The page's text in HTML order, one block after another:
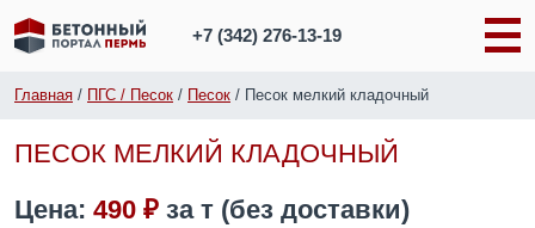
+7 (342)276-13-19
Главная / ПГС / Песок / Песок / Песок мелкий кладочный
ПЕСОК МЕЛКИЙ КЛАДОЧНЫЙ
Цена: 490 ₽ за т (без доставки)